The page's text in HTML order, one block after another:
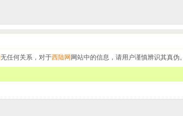
无任何关系，对于西陆网 网站中的信息，请用户谨慎辨识其真伪。